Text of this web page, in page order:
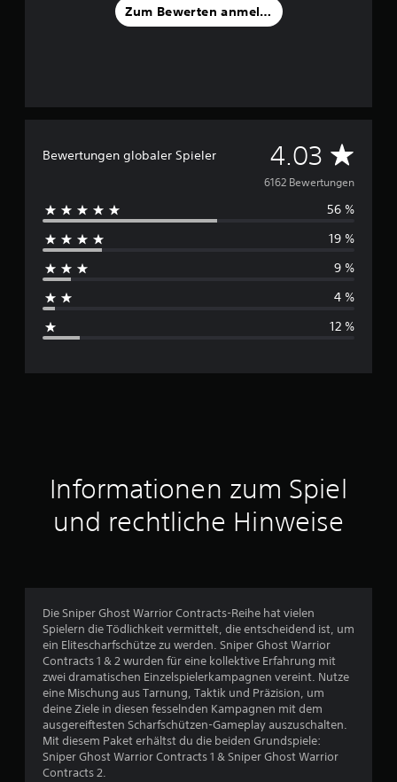
Zum Bewerten anmelden
Bewertungen globaler Spieler 4.03 D
u
r
c
h
s
h
t
t
i
h
e
6162 Bewertungen
56 %
19 %
9 %
4 %
12 %
Informationen zum Spiel
und rechtliche Hinweise
Die Sniper Ghost Warrior Contracts-Reihe hat vielen
Spielern die Tödlichkeit vermittelt, die entscheidend ist, um
ein Elitescharfschütze zu werden. Sniper Ghost Warrior
Contracts 1 & 2 wurden für eine kollektive Erfahrung mit
zwei dramatischen Einzelspielerkampagnen vereint. Nutze
eine Mischung aus Tarnung, Taktik und Präzision, um
deine Ziele in diesen fesselnden Kampagnen mit dem
ausgereiftesten Scharfschützen-Gameplay auszuschalten.
Mit diesem Paket erhältst du die beiden Grundspiele:
Sniper Ghost Warrior Contracts 1 & Sniper Ghost Warrior
Contracts 2.